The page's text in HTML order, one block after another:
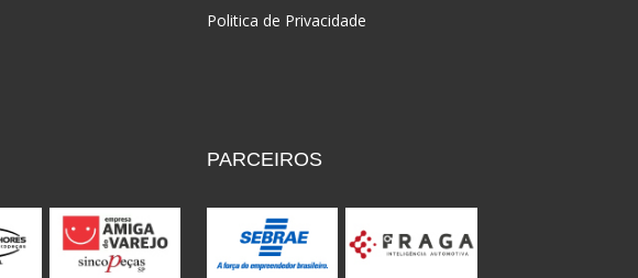
Politica de Privacidade
PARCEIROS